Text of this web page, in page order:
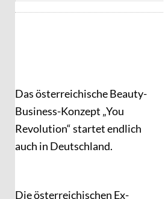
Das österreichische Beauty-
Business-Konzept „You
Revolution“ startet endlich
auch in Deutschland.
Die österreichischen Ex-